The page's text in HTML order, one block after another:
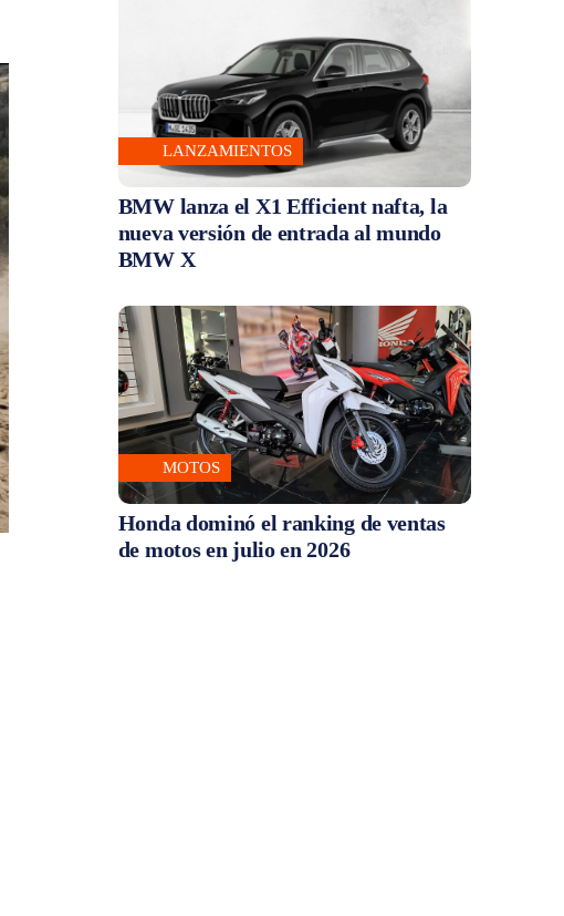
LANZAMIENTOS
BMW lanza el X1 Efficient nafta, la
nueva versión de entrada al mundo
BMW X
MOTOS
Honda dominó el ranking de ventas
de motos en julio en 2026